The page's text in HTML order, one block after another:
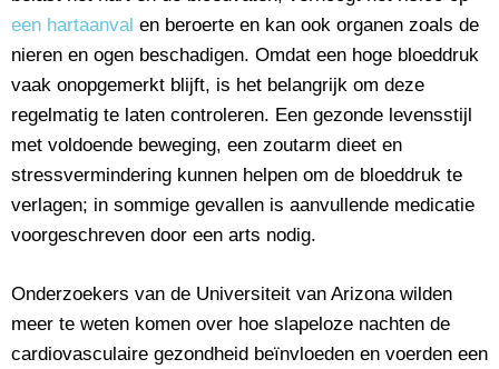
een hartaanval en beroerte en kan ook organen zoals de
nieren en ogen beschadigen. Omdat een hoge bloeddruk
vaak onopgemerkt blijft, is het belangrijk om deze
regelmatig te laten controleren. Een gezonde levensstijl
met voldoende beweging, een zoutarm dieet en
stressvermindering kunnen helpen om de bloeddruk te
verlagen; in sommige gevallen is aanvullende medicatie
voorgeschreven door een arts nodig.
Onderzoekers van de Universiteit van Arizona wilden
meer te weten komen over hoe slapeloze nachten de
cardiovasculaire gezondheid beïnvloeden en voerden een